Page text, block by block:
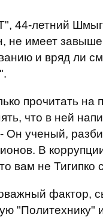
44-летний
не имеет
и вряд ли
прочитать на
что в ней
Он ученый,
В
вам не Тигипко
фактор,
"Политехнику"